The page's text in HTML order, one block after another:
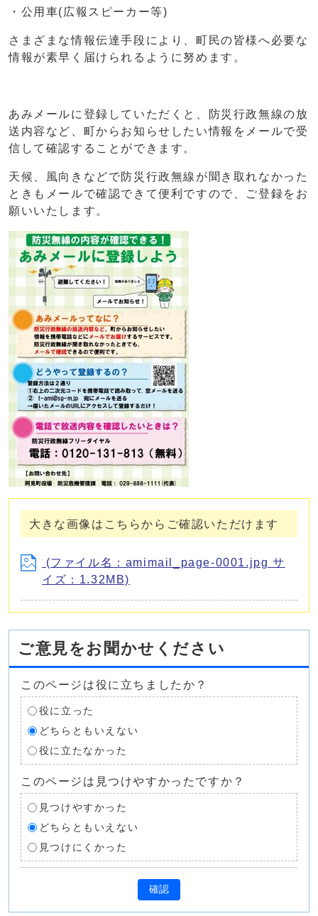
・公用車(広報スピーカー等)
さまざまな情報伝達手段により、町民の皆様へ必要な
情報が素早く届けられるように努めます。
あみメールに登録していただくと、防災行政無線の放
送内容など、町からお知らせしたい情報をメールで受
信して確認することができます。
天候、風向きなどで防災行政無線が聞き取れなかった
ときもメールで確認できて便利ですので、ご登録をお
願いいたします。
大きな画像はこちらからご確認いただけます
(ファイル名：amimail_page-0001.jpg サ
イズ：1.32MB)
ご意見をお聞かせください
このページは役に立ちましたか？
役に立った
どちらともいえない
役に立たなかった
このページは見つけやすかったですか？
見つけやすかった
どちらともいえない
見つけにくかった
確認